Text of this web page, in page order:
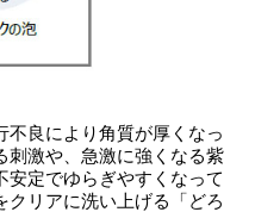
不良により角質が厚くなっ
刺激や、急激に強くなる紫
安定でゆらぎやすくなって
クリアに洗い上げる「どろ